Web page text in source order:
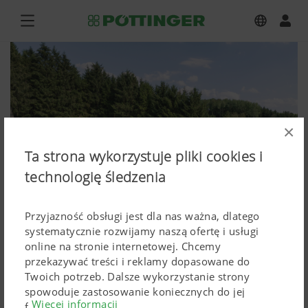
×
Ta strona wykorzystuje pliki cookies i
technologię śledzenia
Przyjazność obsługi jest dla nas ważna, dlatego
systematycznie rozwijamy naszą ofertę i usługi
online na stronie internetowej. Chcemy
przekazywać treści i reklamy dopasowane do
Twoich potrzeb. Dalsze wykorzystanie strony
spowoduje zastosowanie koniecznych do jej
Więcej informacji
NOVACAT H 11200